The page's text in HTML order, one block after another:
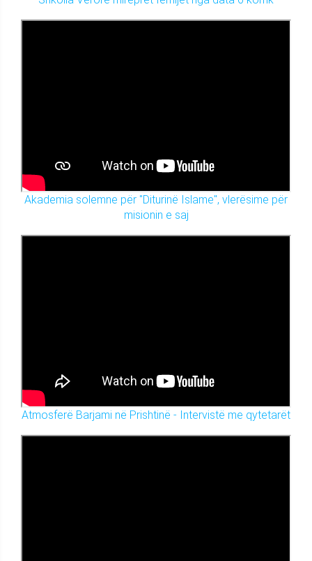
Akademia solemne për "Diturinë Islame", vlerësime për
misionin e saj
Atmosferë Barjami në Prishtinë - Intervistë me qytetarët